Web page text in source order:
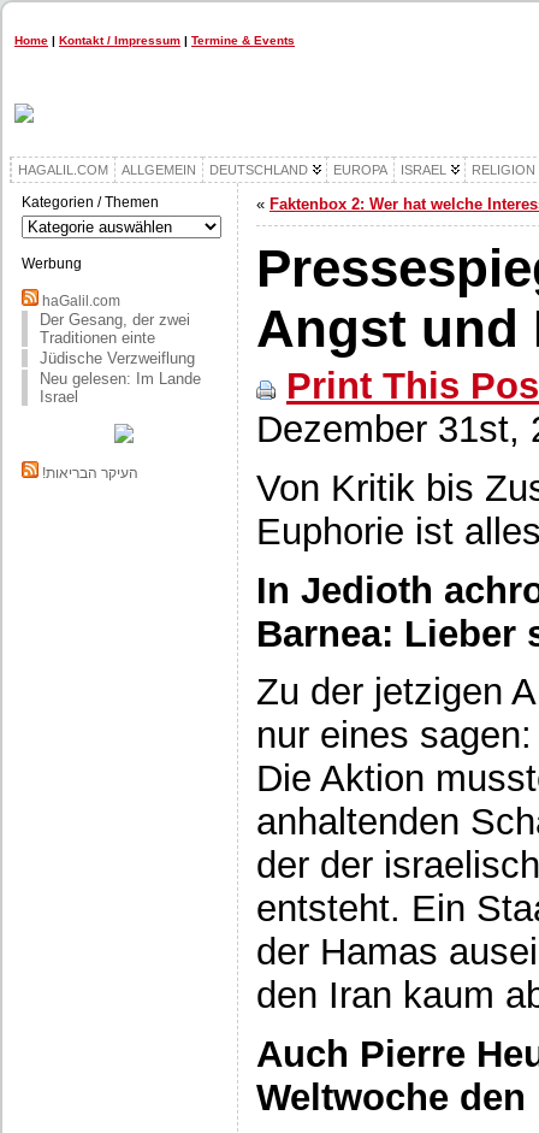
Home | Kontakt / Impressum | Termine & Events
HAGALIL.COM ALLGEMEIN DEUTSCHLAND EUROPA ISRAEL RELIGION
Kategorien / Themen
Kategorien
/
Themen
Werbung
haGalil.com
Der Gesang, der zwei
Traditionen einte
Jüdische Verzweiflung
Neu gelesen: Im Lande
Israel
!העיקר הבריאות
« Faktenbox 2: Wer hat welche
Angst und
Print This
Dezember 31st,
Von Kritik bis
Euphorie ist
In Jedioth
Barnea:
Zu der jetzigen
nur eines
Die Aktion
anhaltenden
der der
entsteht. Ein
der Hamas
den Iran kaum
Auch Pierre
Weltwoche